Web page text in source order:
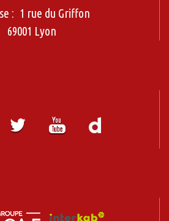
: 1 rue du Griffon
69001 Lyon